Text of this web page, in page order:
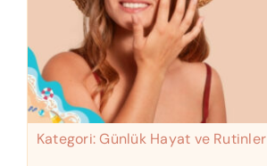
Kategori:Günlük Hayat ve Rutinler